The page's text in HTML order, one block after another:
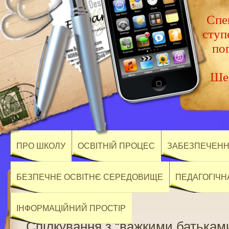
ПРО ШКОЛУ ОСВІТНІЙ ПРОЦЕС
БЕЗПЕЧНЕ ОСВІТНЄ СЕРЕДОВИЩЕ
ІНФОРМАЦІЙНИЙ ПРОСТІР